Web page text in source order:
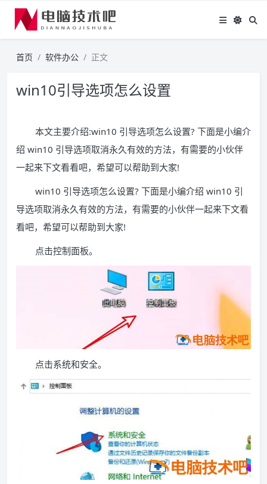
首页 软件办公 正文
win10引导选项怎么设置
本文主要介绍:win10 引导选项怎么设置? 下面是小编介
绍 win10 引导选项取消永久有效的方法，有需要的小伙伴
一起来下文看看吧，希望可以帮助到大家!
win10 引导选项怎么设置? 下面是小编介绍 win10 引
导选项取消永久有效的方法，有需要的小伙伴一起来下文看
看吧，希望可以帮助到大家!
点击控制面板。
点击系统和安全。